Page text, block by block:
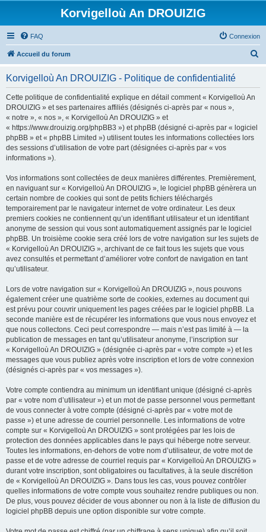
Korvigelloù An DROUIZIG
FAQ Connexion
Accueil du forum
Korvigelloù An DROUIZIG - Politique de confidentialité
Cette politique de confidentialité explique en détail comment « Korvigelloù An
DROUIZIG » et ses partenaires affiliés (désignés ci-après par « nous »,
« notre », « nos », « Korvigelloù An DROUIZIG » et
« https://www.drouizig.org/phpBB3 ») et phpBB (désigné ci-après par « logiciel
phpBB » et « phpBB Limited ») utilisent toutes les informations collectées lors
des sessions d’utilisation de votre part (désignées ci-après par « vos
informations »).
Vos informations sont collectées de deux manières différentes. Premièrement,
en naviguant sur « Korvigelloù An DROUIZIG », le logiciel phpBB génèrera un
certain nombre de cookies qui sont de petits fichiers téléchargés
temporairement par le navigateur internet de votre ordinateur. Les deux
premiers cookies ne contiennent qu’un identifiant utilisateur et un identifiant
anonyme de session qui vous sont automatiquement assignés par le logiciel
phpBB. Un troisième cookie sera créé lors de votre navigation sur les sujets de
« Korvigelloù An DROUIZIG », archivant de ce fait tous les sujets que vous
avez consultés et permettant d’améliorer votre confort de navigation en tant
qu’utilisateur.
Lors de votre navigation sur « Korvigelloù An DROUIZIG », nous pouvons
également créer une quatrième sorte de cookies, externes au document qui
est prévu pour couvrir uniquement les pages créées par le logiciel phpBB. La
seconde manière est de récupérer les informations que vous nous envoyez et
que nous collectons. Ceci peut correspondre — mais n’est pas limité à — la
publication de messages en tant qu’utilisateur anonyme, l’inscription sur
« Korvigelloù An DROUIZIG » (désignée ci-après par « votre compte ») et les
messages que vous publiez après votre inscription et lors de votre connexion
(désignés ci-après par « vos messages »).
Votre compte contiendra au minimum un identifiant unique (désigné ci-après
par « votre nom d’utilisateur ») et un mot de passe personnel vous permettant
de vous connecter à votre compte (désigné ci-après par « votre mot de
passe ») et une adresse de courriel personnelle. Les informations de votre
compte sur « Korvigelloù An DROUIZIG » sont protégées par les lois de
protection des données applicables dans le pays qui héberge notre serveur.
Toutes les informations, en-dehors de votre nom d’utilisateur, de votre mot de
passe et de votre adresse de courriel requis par « Korvigelloù An DROUIZIG »
durant votre inscription, sont obligatoires ou facultatives, à la seule discrétion
de « Korvigelloù An DROUIZIG ». Dans tous les cas, vous pouvez contrôler
quelles informations de votre compte vous souhaitez rendre publiques ou non.
De plus, vous pouvez décider de vous abonner ou non à la liste de diffusion du
logiciel phpBB depuis une option disponible sur votre compte.